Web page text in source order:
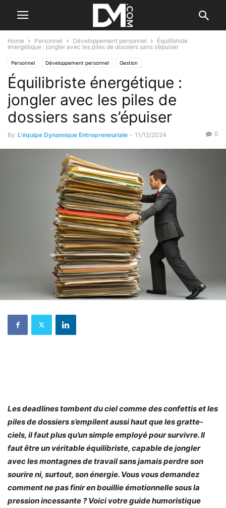
Home Personnel Développement personnel
Équilibriste
énergétique : jongler avec les piles de dossiers sans s’épuiser
Personnel Développement personnel Gestion
Gestion du temps et du stress
Équilibriste énergétique :
jongler avec les piles de
dossiers sans s’épuiser
By L'équipe Dynamique Entrepreneuriale - 11/12/2024 0
Les deadlines tombent du ciel comme des confettis et les
piles de dossiers s’empilent aussi haut que les gratte-
ciels, il faut plus qu’un simple employé pour survivre. Il
faut être un véritable équilibriste, capable de jongler
avec les montagnes de travail sans jamais perdre son
sourire ni, surtout, son énergie. Vous vous demandez
comment ne pas finir en bouillie émotionnelle sous la
pression incessante ? Voici votre guide humoristique